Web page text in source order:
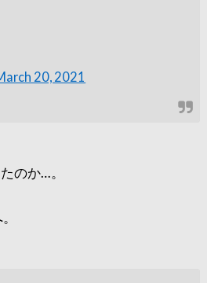
20, 2021
のか…。